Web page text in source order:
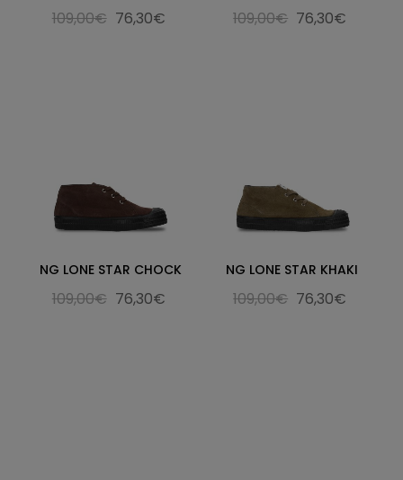
109,00€ 76,30€ 109,00€ 76,30€
NG LONE STAR CHOCK
109,00€ 76,30€
NG LONE STAR KHAKI
109,00€ 76,30€